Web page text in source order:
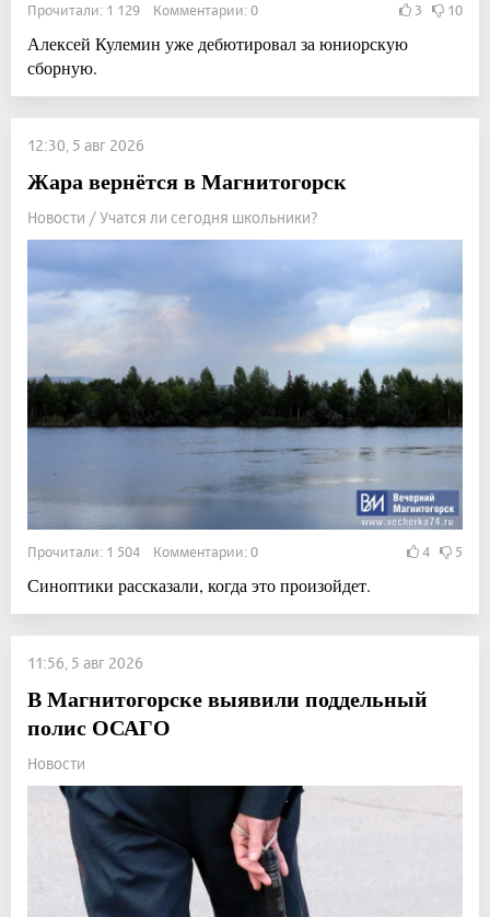
Прочитали: 1 129 Комментарии: 0 3 10
Алексей Кулемин уже дебютировал за юниорскую
сборную.
12:30, 5 авг 2026
Жара вернётся в Магнитогорск
Новости / Учатся ли сегодня школьники?
Прочитали: 1 504 Комментарии: 0 4 5
Синоптики рассказали, когда это произойдет.
11:56, 5 авг 2026
В Магнитогорске выявили поддельный
полис ОСАГО
Новости